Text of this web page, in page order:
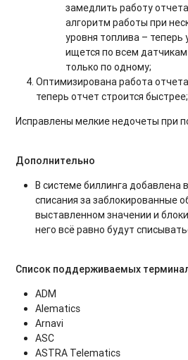
замедлить работу
алгоритм работы при
уровня топлива – теперь
ищется по всем
только по одному;
Оптимизирована работа
теперь отчет строится быстрее;
Исправлены мелкие недочеты при
Дополнительно
В системе биллинга добавлена
списания за заблокированные
выставленном значении и
него всё равно будут
Список поддерживаемых
ADM
Alematics
Arnavi
ASC
ASTRA Telematics